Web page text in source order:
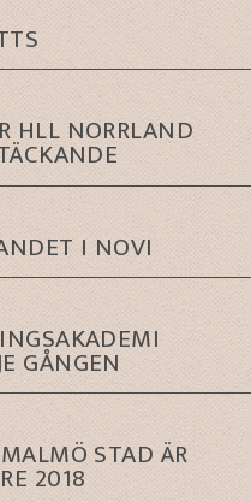
HLL NORRLAND
I NOVI
GÅNGEN
STAD ÄR
2018